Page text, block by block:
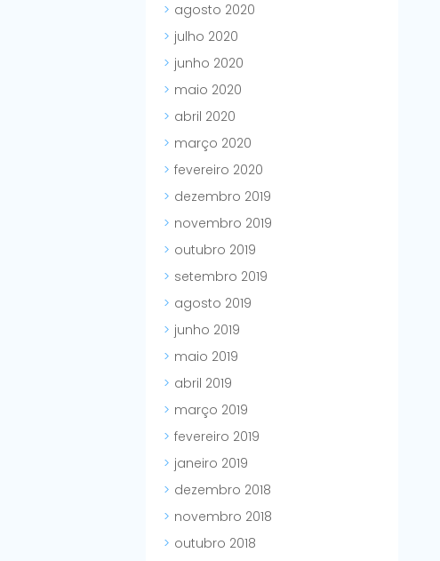
agosto 2020
julho 2020
junho 2020
maio 2020
abril 2020
março 2020
fevereiro 2020
dezembro 2019
novembro 2019
outubro 2019
setembro 2019
agosto 2019
junho 2019
maio 2019
abril 2019
março 2019
fevereiro 2019
janeiro 2019
dezembro 2018
novembro 2018
outubro 2018